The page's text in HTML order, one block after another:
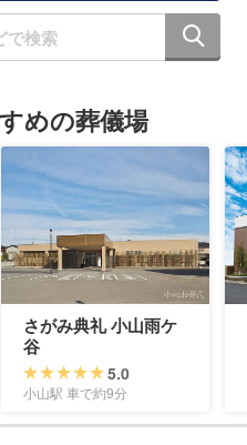
めの葬儀場
さがみ典礼 小山雨ケ
谷
5.0
小山駅 車で約9分